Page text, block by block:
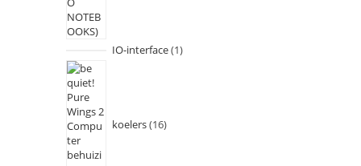
IO-interface 1
koelers 16